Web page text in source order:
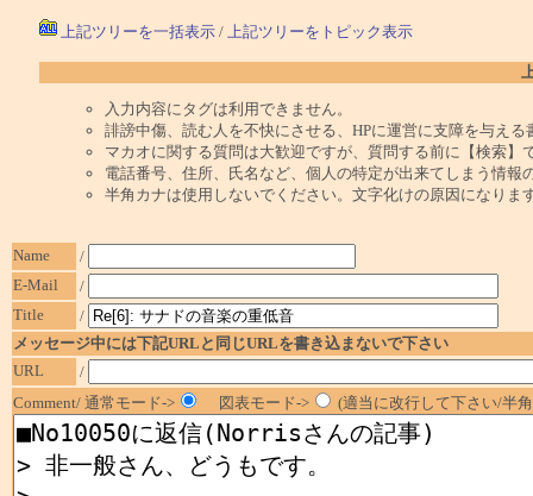
上記ツリーを一括表示/ 上記ツリーをトピック表示
入力内容にタグは利用できません。
誹謗中傷、読む人を不快にさせる、HPに運営に支障を与え
マカオに関する質問は大歓迎ですが、質問する前に【検索】
電話番号、住所、氏名など、個人の特定が出来てしまう情報
半角カナは使用しないでください。文字化けの原因になりま
Name
/
E-Mail
/
Title
/
メッセージ中には下記URLと同じURLを書き込まないで下さい
URL
/
Comment/ 通常モード->
図表モード-> (適当に改行して下さい/半